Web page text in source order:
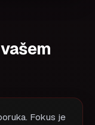
Fokus je